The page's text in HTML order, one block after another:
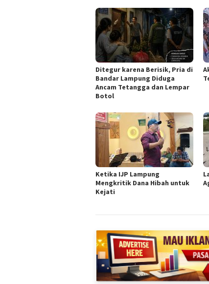
Ditegur karena Berisik, Pria di
Bandar Lampung Diduga
Ancam Tetangga dan Lempar
Botol
Ketika IJP Lampung
Mengkritik Dana Hibah untuk
Kejati